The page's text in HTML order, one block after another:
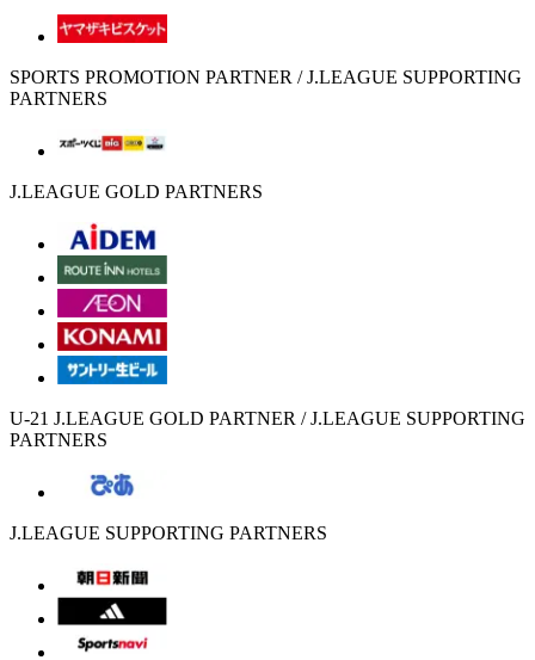
SPORTS PROMOTION PARTNER / J.LEAGUE SUPPORTING
PARTNERS
J.LEAGUE GOLD PARTNERS
U-21 J.LEAGUE GOLD PARTNER / J.LEAGUE SUPPORTING
PARTNERS
J.LEAGUE SUPPORTING PARTNERS